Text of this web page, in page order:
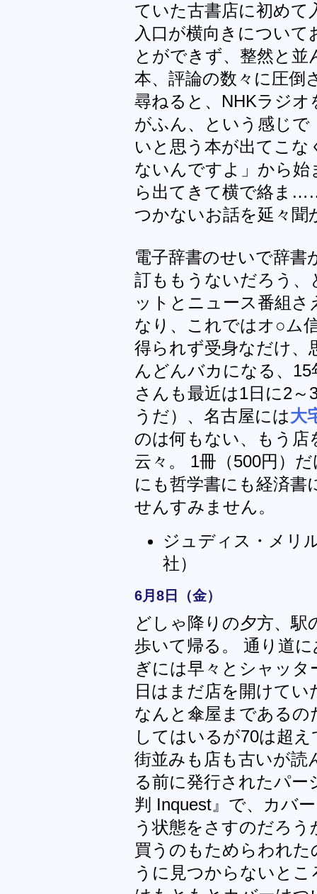
ていた古書店に初めて
入口が横向きについ
とができず、整然と並
本、評論の数々に圧倒
尋ねると、NHKラジ
がふん、という感じで
いと思う本が出てこ
ないんですよ」から
ら出てきて横で絡ま
つかないお話を延々
電子辞書のせいで辞書
訂ももうないだろう、
ットとニュース番組
なり、これではオ○ム
得られず受身なだけ、
んどんバカになる、
さんも最近は1日に2
うだ）、名古屋には大
のは何もない、もう
云々。 1冊（500円）
にも哲学書にも経済書
せんすみません。
ジュディス・メリ
社）
6月8日（金）
どしゃ降りの夕方、駅
歩いて帰る。 通り道
ぎには早々とシャッ
日はまだ店を開けてい
なんと傘屋まであるの
してはいるが70は超
街並みも店も古いが読
る前に発行されたパ
判 Inquest』で、カバ
う状態をさすのだろ
買うのもためらわれ
うに見つからないと